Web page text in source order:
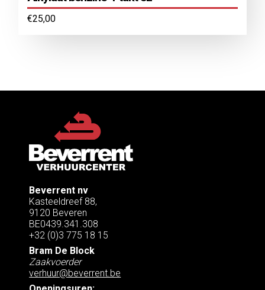
€25,00
Beverrent nv
Kasteeldreef 88,
9120 Beveren
BE0439.341.308
+32 (0)3 775 18 15
Bram De Block
Zaakvoerder
verhuur@beverrent.be